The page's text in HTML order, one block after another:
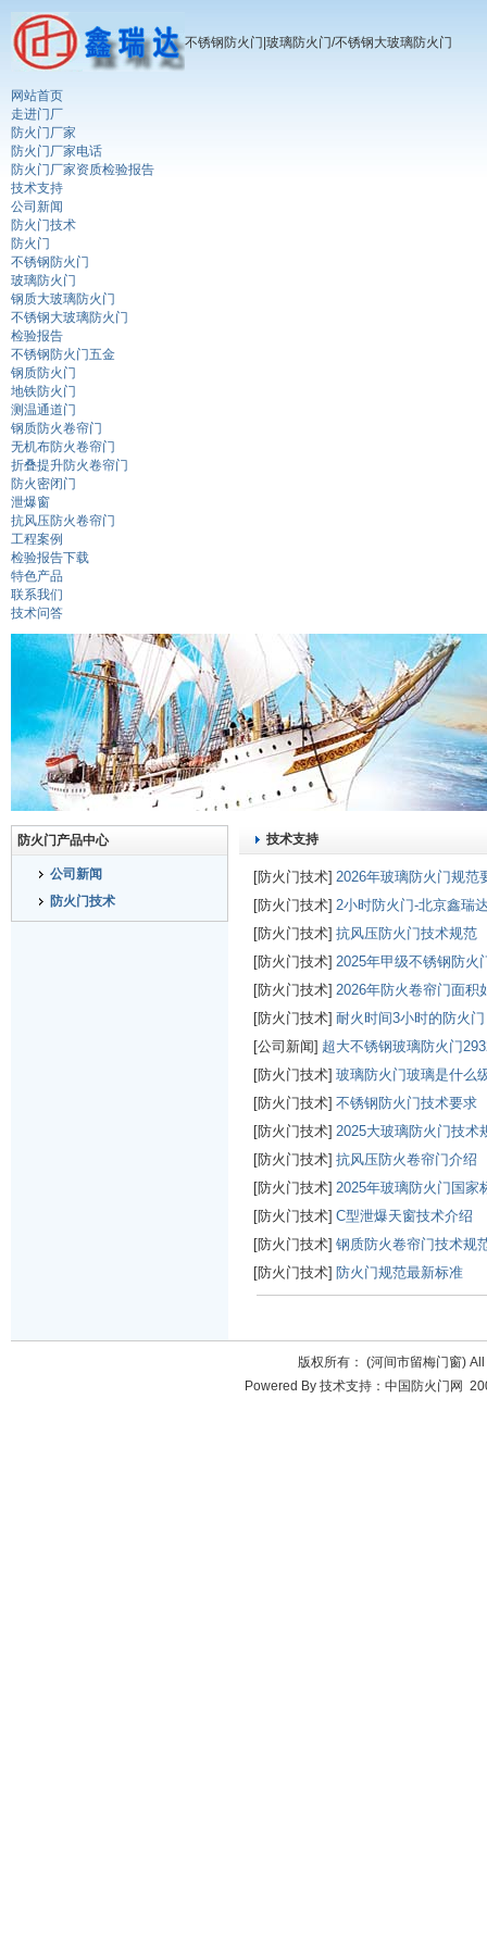
不锈钢防火门|玻璃防火门/不锈钢大玻璃防火门
网站首页
走进门厂
防火门厂家
防火门厂家电话
防火门厂家资质检验报告
技术支持
公司新闻
防火门技术
防火门
不锈钢防火门
玻璃防火门
钢质大玻璃防火门
不锈钢大玻璃防火门
检验报告
不锈钢防火门五金
钢质防火门
地铁防火门
测温通道门
钢质防火卷帘门
无机布防火卷帘门
折叠提升防火卷帘门
防火密闭门
泄爆窗
抗风压防火卷帘门
工程案例
检验报告下载
特色产品
联系我们
技术问答
防火门产品中心
公司新闻
防火门技术
技术支持
[防火门技术] 2026年玻璃防火门规范
[防火门技术] 2小时防火门-北京鑫瑞
[防火门技术] 抗风压防火门技术规范
[防火门技术] 2025年甲级不锈钢防火
[防火门技术] 2026年防火卷帘门面积
[防火门技术] 耐火时间3小时的防火门
[公司新闻] 超大不锈钢玻璃防火门
[防火门技术] 玻璃防火门玻璃是什么
[防火门技术] 不锈钢防火门技术要求
[防火门技术] 2025大玻璃防火门技术
[防火门技术] 抗风压防火卷帘门介绍
[防火门技术] 2025年玻璃防火门国家
[防火门技术] C型泄爆天窗技术介绍
[防火门技术] 钢质防火卷帘门技术规
[防火门技术] 防火门规范最新标准
版权所有： (河间市留梅门窗)
Powered By 技术支持：中国防火门网